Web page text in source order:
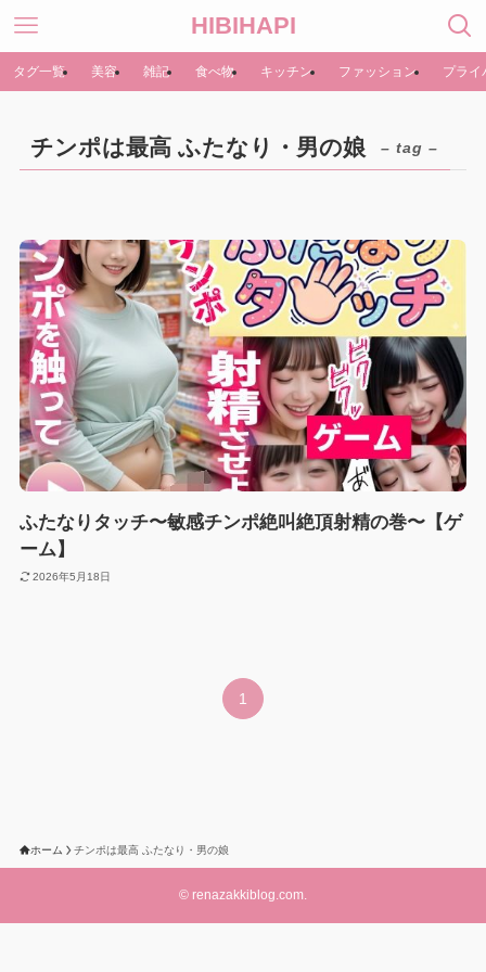
HIBIHAPI
タグ一覧 美容 雑記 食べ物 キッチン ファッション プライ
チンポは最高 ふたなり・男の娘 – tag –
ふたなりタッチ〜敏感チンポ絶叫絶頂射精の巻〜【ゲ
ーム】
2026年5月18日
1
ホーム チンポは最高 ふたなり・男の娘
© renazakkiblog.com.